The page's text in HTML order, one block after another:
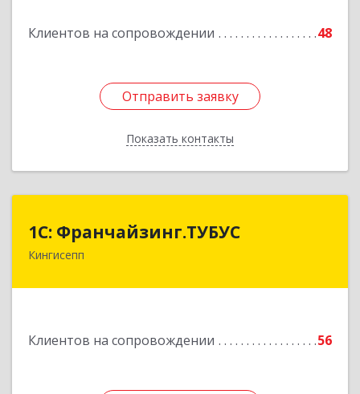
Клиентов на сопровождении 48
Отправить заявку
Показать контакты
Подробнее
Отправить заявку
Назад
1С: Франчайзинг.ТУБУС
Кингисепп
Клиентов на сопровождении 56
1С: Франчайзинг.ТУБУС